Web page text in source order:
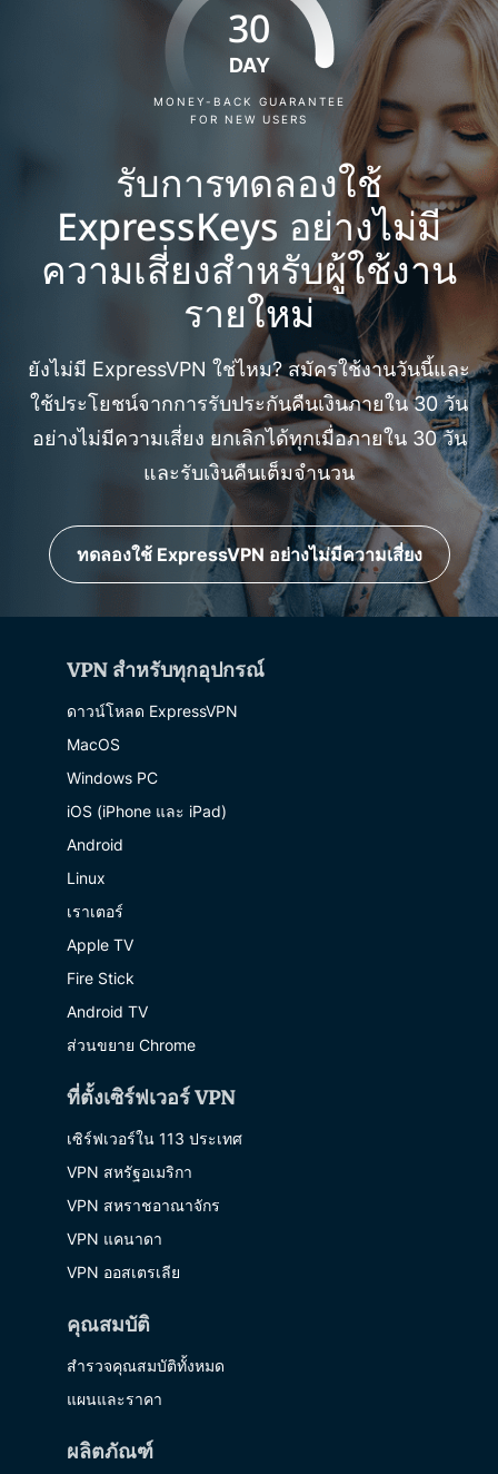
30
DAY
MONEY-BACK GUARANTEE
FOR NEW USERS
รับการทดลองใช้
ExpressKeys อย่างไม่มี
ความเสี่ยงสำหรับผู้ใช้งาน
รายใหม่
ยังไม่มี ExpressVPN ใช่ไหม? สมัครใช้งานวันนี้และ
ใช้ประโยชน์จากการรับประกันคืนเงินภายใน 30 วัน
อย่างไม่มีความเสี่ยง ยกเลิกได้ทุกเมื่อภายใน 30 วัน
และรับเงินคืนเต็มจำนวน
ทดลองใช้ ExpressVPN อย่างไม่มีความเสี่ยง
VPN สำหรับทุกอุปกรณ์
ดาวน์โหลด ExpressVPN
MacOS
Windows PC
iOS (iPhone และ iPad)
Android
Linux
เราเตอร์
Apple TV
Fire Stick
Android TV
ส่วนขยาย Chrome
ที่ตั้งเซิร์ฟเวอร์ VPN
เซิร์ฟเวอร์ใน 113 ประเทศ
VPN สหรัฐอเมริกา
VPN สหราชอาณาจักร
VPN แคนาดา
VPN ออสเตรเลีย
คุณสมบัติ
สำรวจคุณสมบัติทั้งหมด
แผนและราคา
ผลิตภัณฑ์